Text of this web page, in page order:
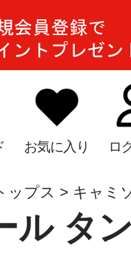
お気に入り ロ
ップス キャミ
ル タ